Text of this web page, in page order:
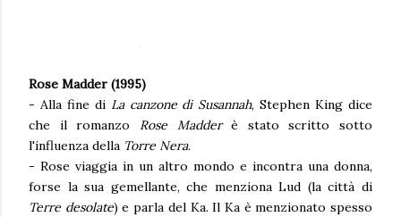
Rose Madder (1995)
- Alla fine di La canzone di Susannah, Stephen King dice
che il romanzo Rose Madderè stato scritto sotto
l'influenza della Torre Nera.
- Rose viaggia in un altro mondo e incontra una donna,
forse la sua gemellante, che menziona Lud (la città di
Terre desolate) e parla del Ka. Il Ka è menzionato spesso